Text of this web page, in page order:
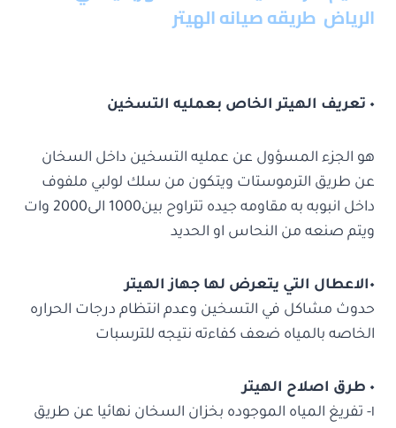
الرياض طريقه صيانه الهيتر
٠ تعريف الهيتر الخاص بعمليه التسخين
هو الجزء المسؤول عن عمليه التسخين داخل السخان
عن طريق الترموستات ويتكون من سلك لولبي ملفوف
داخل انبوبه به مقاومه جيده تتراوح بين1000 الى2000 وات
ويتم صنعه من النحاس او الحديد
٠الاعطال التي يتعرض لها جهاز الهيتر
حدوث مشاكل في التسخين وعدم انتظام درجات الحراره
الخاصه بالمياه ضعف كفاءته نتيجه للترسبات
٠ طرق اصلاح الهيتر
١- تفريغ المياه الموجوده بخزان السخان نهائيا عن طريق